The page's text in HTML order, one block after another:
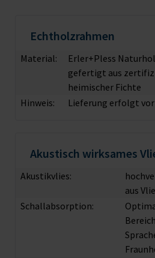
Echtholzrahmen
Material:
Erler+Pless
gefertigt aus
heimischer Fichte
Hinweis:
Lieferung erfolgt
Akustisch wirksames
Akustikvlies:
aus
Schallabsorption: